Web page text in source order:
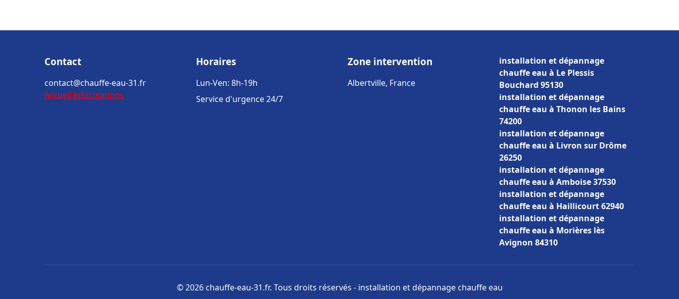
Contact
contact@chauffe-eau-31.fr
Accueil Informations
Horaires
Lun-Ven: 8h-19h
Service d'urgence 24/7
Zone intervention
Albertville, France
installation et dépannage
chauffe eau à Le Plessis
Bouchard 95130
installation et dépannage
chauffe eau à Thonon les Bains
74200
installation et dépannage
chauffe eau à Livron sur Drôme
26250
installation et dépannage
chauffe eau à Amboise 37530
installation et dépannage
chauffe eau à Haillicourt 62940
installation et dépannage
chauffe eau à Morières lès
Avignon 84310
© 2026 chauffe-eau-31.fr. Tous droits réservés - installation et dépannage chauffe eau